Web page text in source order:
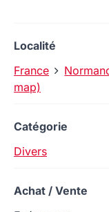
Localité
France
map)
Catégorie
Divers
Achat / Vente